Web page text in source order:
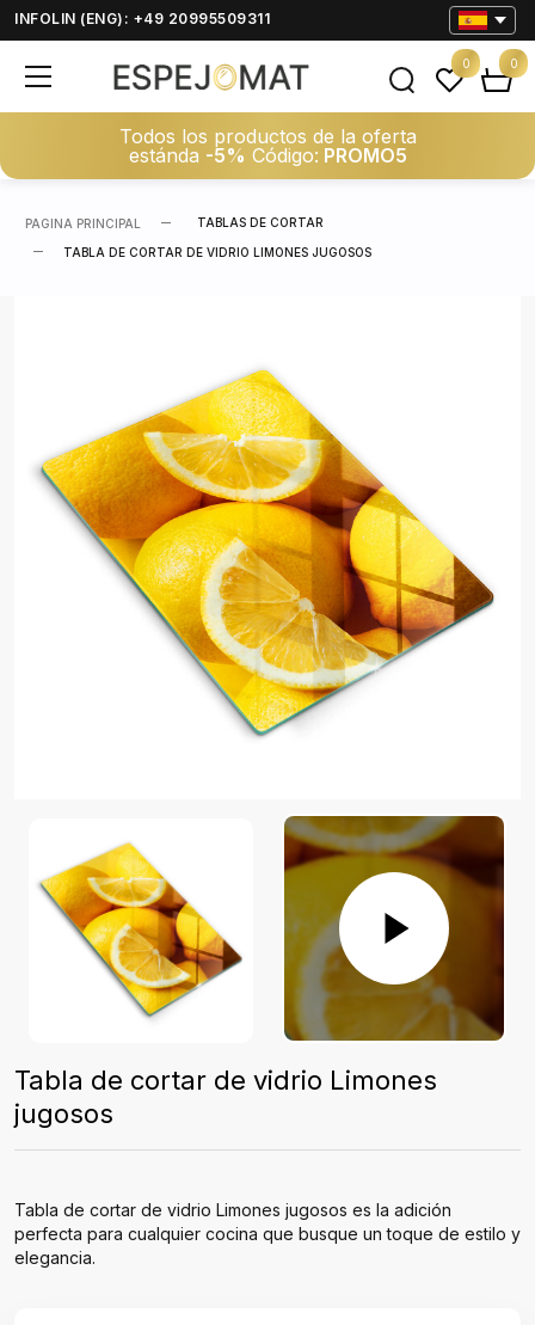
INFOLIN (ENG): +49 20995509311
Todos los productos de la oferta
estánda -5% Código: PROMO5
0 0
PAGINA PRINCIPAL TABLAS DE CORTAR
TABLA DE CORTAR DE VIDRIO LIMONES JUGOSOS
Tabla de cortar de vidrio Limones
jugosos
Tabla de cortar de vidrio Limones jugosos es la adición
perfecta para cualquier cocina que busque un toque de estilo y
elegancia.